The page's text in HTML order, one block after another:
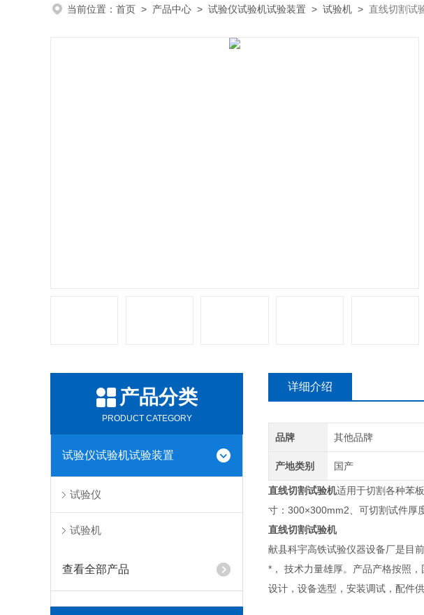
当前位置： 首页 > 产品中心 > 试验仪试验机试验装置 > 试验机 > 直线切割试
产品分类
PRODUCT CATEGORY
试验仪试验机试验装置
试验仪
试验机
查看全部产品
详细介绍
品牌 其他品牌
产地类别 国产
直线切割试验机适用于切割各种苯
寸：300×300mm2、可切割试件厚
直线切割试验机
献县科宇高铁试验仪器设备厂是目
*， 技术力量雄厚。产品产格按照
设计，设备选型，安装调试，配件